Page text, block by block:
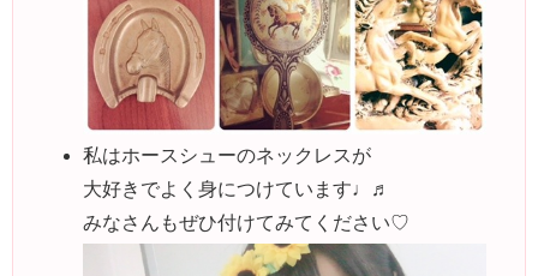
私はホースシューのネックレスが
大好きでよく身につけています♩♬
みなさんもぜひ付けてみてください♡